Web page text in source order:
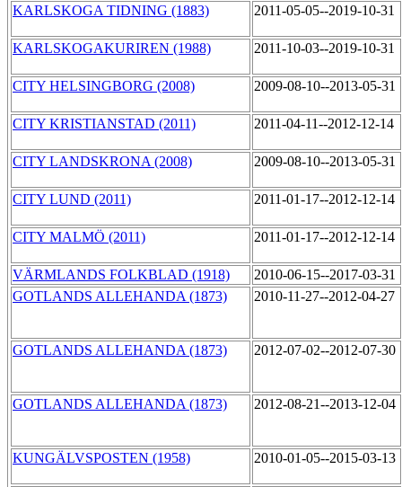
KARLSKOGA TIDNING (1883) 2011-05-05--2019-10-31
KARLSKOGAKURIREN (1988) 2011-10-03--2019-10-31
CITY HELSINGBORG (2008) 2009-08-10--2013-05-31
CITY KRISTIANSTAD (2011) 2011-04-11--2012-12-14
CITY LANDSKRONA (2008) 2009-08-10--2013-05-31
CITY LUND (2011) 2011-01-17--2012-12-14
CITY MALMÖ (2011) 2011-01-17--2012-12-14
VÄRMLANDS FOLKBLAD (1918)
2010-06-15--2017-03-31
GOTLANDS ALLEHANDA (1873)
2010-11-27--2012-04-27
GOTLANDS ALLEHANDA (1873) 2012-07-02--2012-07-30
GOTLANDS ALLEHANDA (1873) 2012-08-21--2013-12-04
KUNGÄLVSPOSTEN (1958) 2010-01-05--2015-03-13